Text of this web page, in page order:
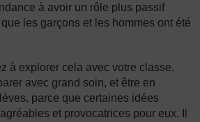
à avoir un rôle plus passif
les garçons et les hommes ont été
à explorer cela avec votre classe,
avec grand soin, et être en
parce que certaines idées
et provocatrices pour eux. Il